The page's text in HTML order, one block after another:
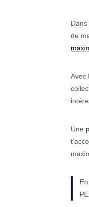
de
Avec
Une